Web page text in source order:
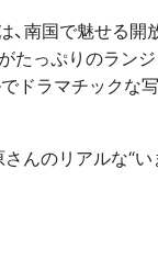
南国で魅せる開
たっぷりのラン
でドラマチックな
んのリアルな“い